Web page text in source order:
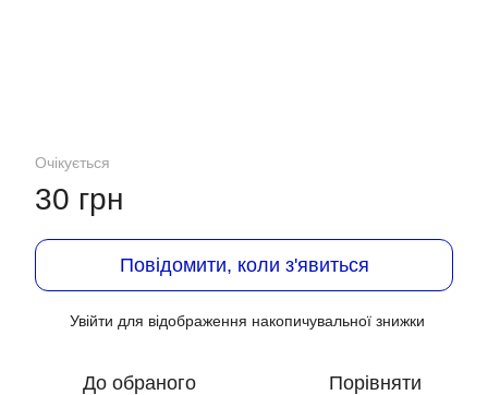
Очікується
30 грн
Повідомити, коли з'явиться
Увійти для відображення накопичувальної знижки
До обраного Порівняти